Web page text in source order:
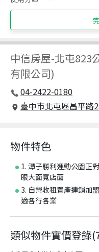
中信房屋-北屯823
有限公司)
04-2422-0180
臺中市北屯區昌平路
物件特色
1. 潭子勝利運動公園正
眼大面寬店面
3. 自營收租置產連鎖加
適各行各業
類似物件實價登錄(